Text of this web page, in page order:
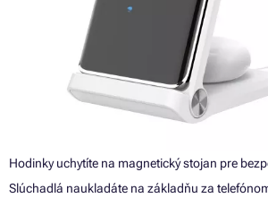
Hodinky uchytíte na magnetický stojan pre
Slúchadlá naukladáte na základňu za